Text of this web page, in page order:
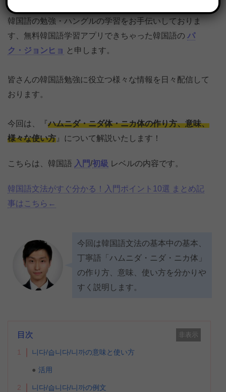
韓国語の勉強・ハングルの学習をお手伝いしておりま
す、無料韓国語学習アプリできちゃった韓国語の パ
ク・ジョンヒョ と申します。
皆さんの韓国語勉強に役立つ様々な情報を日々配信して
おります。
今回は、『 ハムニダ・ニダ体・ニカ体の作り方、意味、
様々な使い方 』について解説いたします！
こちらは、韓国語 入門/初級 レベルの内容です。
韓国語文法がすぐ分かる！入門ポイント10選 まとめ記
事はこちら←
今回は韓国語文法の基本中の基本、
丁寧語「ハムニダ・ニダ・ニカ体」
の作り方、意味、使い方を分かりや
すく説明します。
目次 非表示
1 니다/습니다/니까の意味と使い方
活用
2 니다/습니다/니까の例文